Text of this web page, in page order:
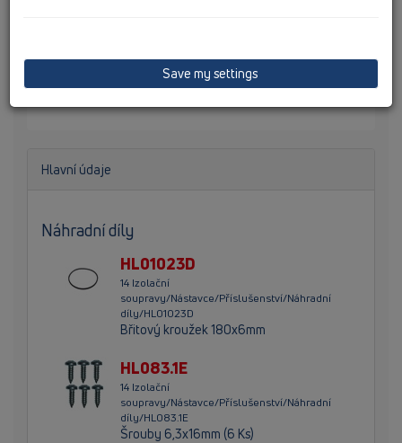
hydroizolace (např. dvou- komponentní epoxidové
stěrky popř. dvou- komponentní flexibilní izolační
Hlavní údaje
Náhradní díly
HL01023D
14 Izolační
soupravy/Nástavce/Příslušenství/Náhradní
díly/HL01023D
Břitový kroužek 180x6mm
HL083.1E
14 Izolační
soupravy/Nástavce/Příslušenství/Náhradní
díly/HL083.1E
Šrouby 6,3x16mm (6 Ks)
Save my settings